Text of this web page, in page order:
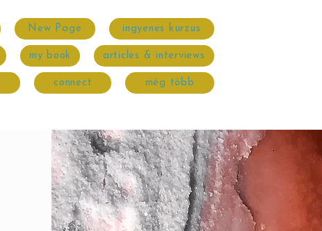
New Page ingyenes kurzus
my book articles & interviews
connect még több